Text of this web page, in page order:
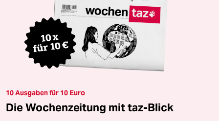
10 Ausgaben für 10 Euro
Die Wochenzeitung mit taz-Blick